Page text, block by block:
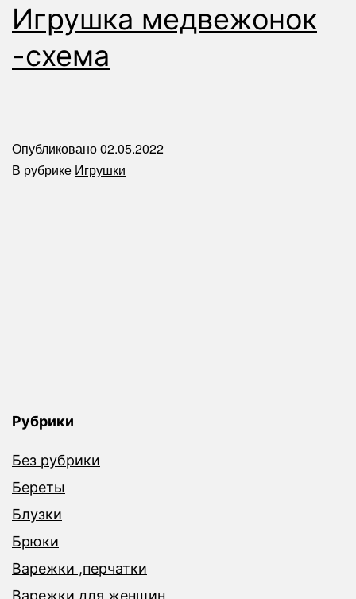
Игрушка медвежонок
-схема
Опубликовано02.05.2022
В рубрике Игрушки
Рубрики
Без рубрики
Береты
Блузки
Брюки
Варежки ,перчатки